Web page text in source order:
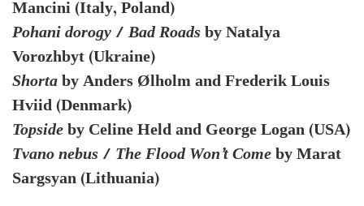
Mancini (Italy, Poland)
Pohani dorogy/Bad Roadsby Natalya
Vorozhbyt (Ukraine)
Shortaby Anders Ølholm and Frederik Louis
Hviid (Denmark)
Topsideby Celine Held and George Logan (USA)
Tvano nebus / The Flood Won’t Comeby Marat
Sargsyan (Lithuania)